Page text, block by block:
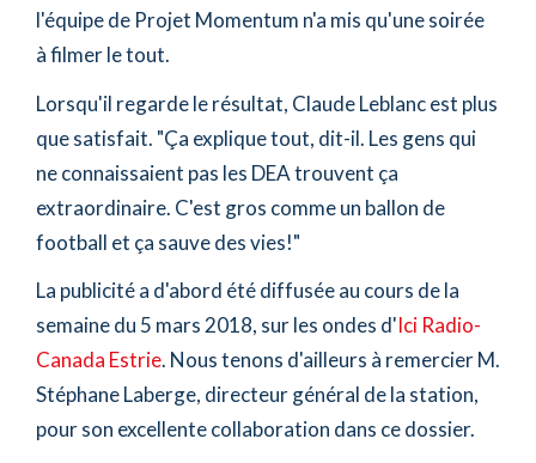
l'équipe de Projet Momentum n'a mis qu'une soirée
à filmer le tout.
Lorsqu'il regarde le résultat, Claude Leblanc est plus
que satisfait. "Ça explique tout, dit-il. Les gens qui
ne connaissaient pas les DEA trouvent ça
extraordinaire. C'est gros comme un ballon de
football et ça sauve des vies!"
La publicité a d'abord été diffusée au cours de la
semaine du 5 mars 2018, sur les ondes d'Ici Radio-
Canada Estrie. Nous tenons d'ailleurs à remercier M.
Stéphane Laberge, directeur général de la station,
pour son excellente collaboration dans ce dossier.